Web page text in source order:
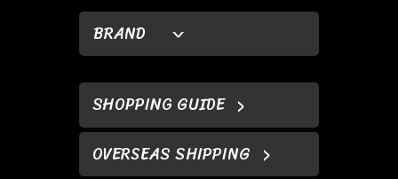
BRAND
SHOPPING GUIDE
OVERSEAS SHIPPING